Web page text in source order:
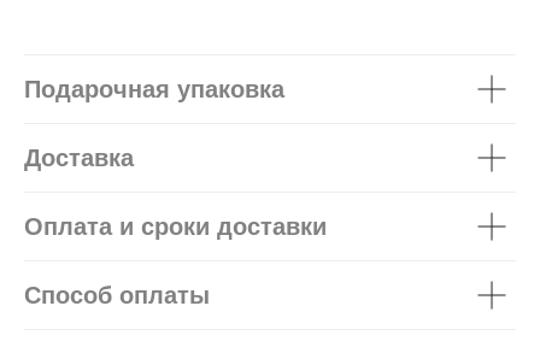
Подарочная упаковка
Доставка
Оплата и сроки доставки
Способ оплаты